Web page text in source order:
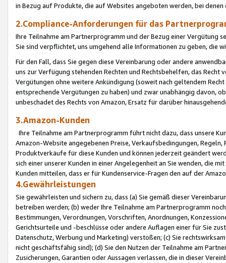
in Bezug auf Produkte, die auf Websites angeboten werden, bei
2.Compliance-Anforderungen für das
Ihre Teilnahme am Partnerprogramm und der Bezug einer Vergütung
Sie sind verpflichtet, uns umgehend alle Informationen zu geben, die
Für den Fall, dass Sie gegen diese Vereinbarung oder andere
uns zur Verfügung stehenden Rechten und Rechtsbehelfen, das
Vergütungen ohne weitere Ankündigung (soweit nach geltendem
entsprechende Vergütungen zu haben) und zwar unabhängig davon,
unbeschadet des Rechts von Amazon, Ersatz für darüber
3.Amazon-Kunden
Ihre Teilnahme am Partnerprogramm führt nicht dazu, dass unsere
Amazon-Website angegebenen Preise, Verkaufsbedingungen,
Produktverkäufe für diese Kunden und können jederzeit geändert
sich einer unserer Kunden in einer Angelegenheit an Sie wenden, die
Kunden mitteilen, dass er für Kundenservice-Fragen den auf der
4.Gewährleistungen
Sie gewährleisten und sichern zu, dass (a) Sie gemäß dieser
betreiben werden; (b) weder Ihre Teilnahme am Partnerprogramm
Bestimmungen, Verordnungen, Vorschriften, Anordnungen,
Gerichtsurteile und -beschlüsse oder andere Auflagen einer für Sie
Datenschutz, Werbung und Marketing) verstoßen; (c) Sie
nicht geschäftsfähig sind); (d) Sie den Nutzen der Teilnahme am
Zusicherungen, Garantien oder Aussagen verlassen, die in dieser